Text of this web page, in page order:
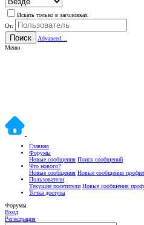
Искать только в заголовках
От:
Поиск
Advanced…
Меню
Главная
Форумы
Новые сообщения Поиск сообщений
Что нового?
Новые сообщения Новые сообщения
Пользователи
Текущие посетители Новые сообщения
Точка доступа
Форумы
Вход
Регистрация